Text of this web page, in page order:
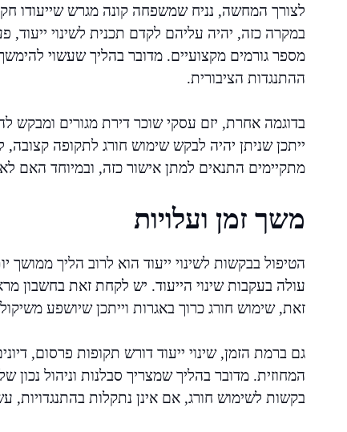
לצורך המחשה, נניח שמשפחה קונה מגרש שייעודו
במקרה כזה, יהיה עליהם לקדם תכנית לשינוי
מספר גורמים מקצועיים. מדובר בהליך שעשוי
ההתנגדות הציבורית.
בדוגמה אחרת, יזם עסקי שוכר דירת מגורים ומבקש
ייתכן שניתן יהיה לבקש שימוש חורג לתקופה
מתקיימים התנאים למתן אישור כזה, ובמיוחד האם
משך זמן ועלויות
הטיפול בבקשות לשינוי ייעוד הוא לרוב הליך
עולה בעקבות שינוי הייעוד. יש לקחת זאת בחשבון
זאת, שימוש חורג כרוך באגרות וייתכן שיושפע
גם ברמת הזמן, שינוי ייעוד דורש תקופות פרסום,
המחוזית. מדובר בהליך שמצריך סבלנות וניהול
בקשות לשימוש חורג, אם אינן נתקלות בהתנגדויות,